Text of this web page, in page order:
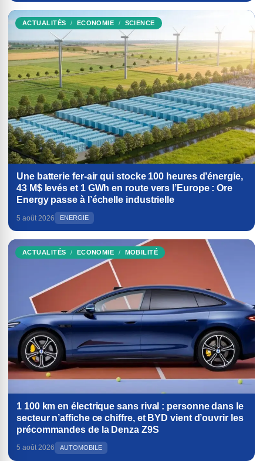
ACTUALITÉS ECONOMIE SCIENCE
Une batterie fer-air qui stocke 100 heures d’énergie,
43 M$ levés et 1 GWh en route vers l’Europe : Ore
Energy passe à l’échelle industrielle
5 août 2026 ENERGIE
ACTUALITÉS ECONOMIE MOBILITÉ
1 100 km en électrique sans rival : personne dans le
secteur n’affiche ce chiffre, et BYD vient d’ouvrir les
précommandes de la Denza Z9S
5 août 2026 AUTOMOBILE